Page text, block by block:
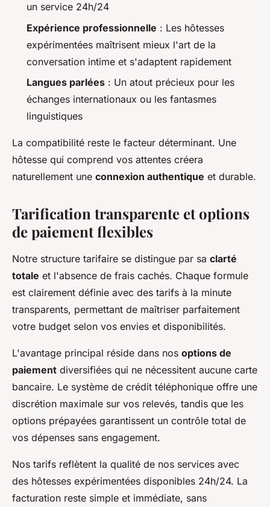
un service 24h/24
Expérience professionnelle : Les hôtesses
expérimentées maîtrisent mieux l'art de la
conversation intime et s'adaptent rapidement
Langues parlées : Un atout précieux pour les
échanges internationaux ou les fantasmes
linguistiques
La compatibilité reste le facteur déterminant. Une
hôtesse qui comprend vos attentes créera
naturellement une connexion authentique et durable.
Tarification transparente et options
de paiement flexibles
Notre structure tarifaire se distingue par sa clarté
totale et l'absence de frais cachés. Chaque formule
est clairement définie avec des tarifs à la minute
transparents, permettant de maîtriser parfaitement
votre budget selon vos envies et disponibilités.
L'avantage principal réside dans nos options de
paiement diversifiées qui ne nécessitent aucune carte
bancaire. Le système de crédit téléphonique offre une
discrétion maximale sur vos relevés, tandis que les
options prépayées garantissent un contrôle total de
vos dépenses sans engagement.
Nos tarifs reflètent la qualité de nos services avec
des hôtesses expérimentées disponibles 24h/24. La
facturation reste simple et immédiate, sans